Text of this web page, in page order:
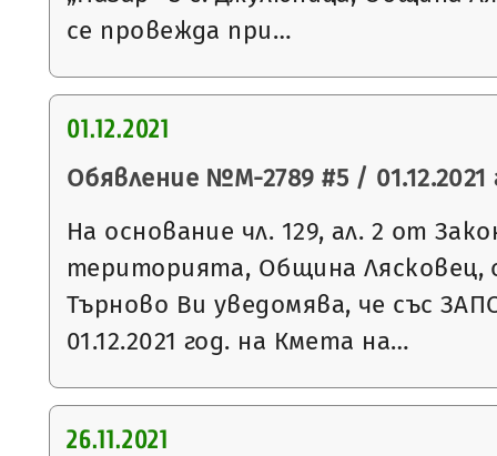
се провежда при…
01.12.2021
Обявление №М-2789 #5 / 01.12.2021
На основание чл. 129, ал. 2 от
територията, Община Лясковец,
Търново Ви уведомява, че със
01.12.2021 год. на Кмета на…
26.11.2021